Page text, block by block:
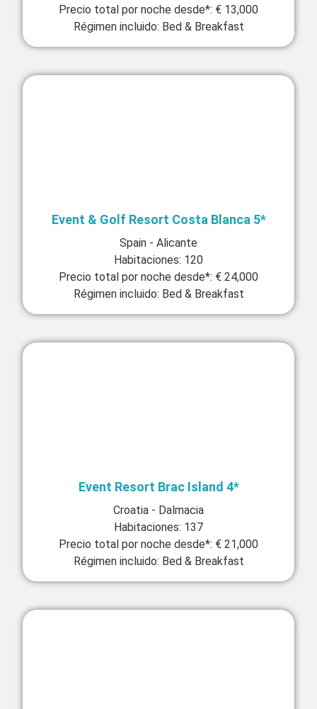
Precio total por noche desde*: € 13,000
Régimen incluido: Bed & Breakfast
Event & Golf Resort Costa Blanca 5*
Spain - Alicante
Habitaciones: 120
Precio total por noche desde*: € 24,000
Régimen incluido: Bed & Breakfast
Event Resort Brac Island 4*
Croatia - Dalmacia
Habitaciones: 137
Precio total por noche desde*: € 21,000
Régimen incluido: Bed & Breakfast